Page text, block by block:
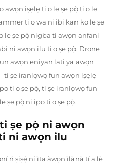
awọn iṣẹlẹ ti o le ṣe pọ̀ ti o le
ti o wa ni ibi kan ko le ṣe
le ṣe pọ̀ nigba ti awọn anfani
ni awọn ilu ti o ṣe pọ̀. Drone
awọn eniyan lati ya awọn
ṣe iranlọwọ fun awọn iṣẹlẹ
ti o ṣe pọ̀, ti ṣe iranlọwọ fun
ṣe pọ̀ ni ipo ti o ṣe pọ̀.
ṣe pọ̀ ni awọn
ni awọn ilu
ń ṣiṣẹ́ ní ìta àwọn ìlànà tí a lè